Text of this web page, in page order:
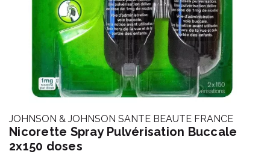
JOHNSON & JOHNSON SANTE BEAUTE FRANCE
Nicorette Spray Pulvérisation Buccale
2x150 doses